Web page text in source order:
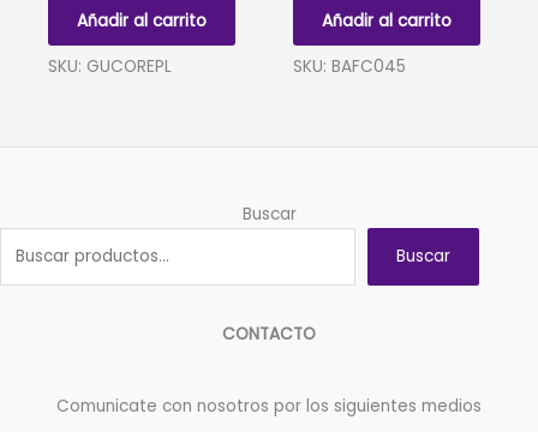
cantidad
Añadir al carrito
SKU: GUCOREPL
PASTEL
BORDE
PLATA
Añadir al carrito
SKU: BAFC045
Buscar
Buscar
CONTACTO
Comunicate con nosotros por los siguientes medios